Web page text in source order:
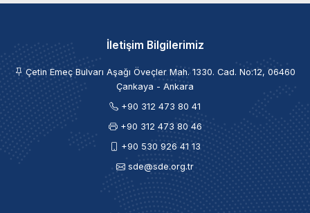
İletişim Bilgilerimiz
Çetin Emeç Bulvarı Aşağı Öveçler Mah. 1330. Cad. No:12, 06460
Çankaya - Ankara
+90 312 473 80 41
+90 312 473 80 46
+90 530 926 41 13
sde@sde.org.tr